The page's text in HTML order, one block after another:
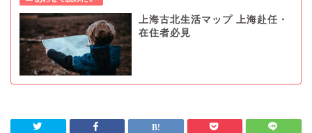
上海古北生活マップ 上海赴任・
在住者必見